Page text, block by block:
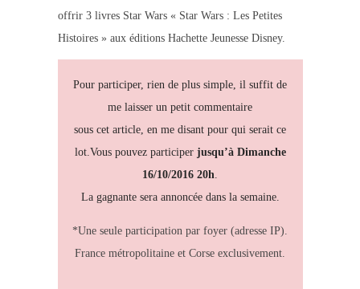
offrir 3 livres Star Wars « Star Wars : Les Petites
Histoires » aux éditions Hachette Jeunesse Disney.
Pour participer, rien de plus simple, il suffit de
me laisser un petit commentaire
sous cet article, en me disant pour qui serait ce
lot.Vous pouvez participer jusqu’à Dimanche
16/10/2016 20h.
La gagnante sera annoncée dans la semaine.
*Une seule participation par foyer (adresse IP).
France métropolitaine et Corse exclusivement.